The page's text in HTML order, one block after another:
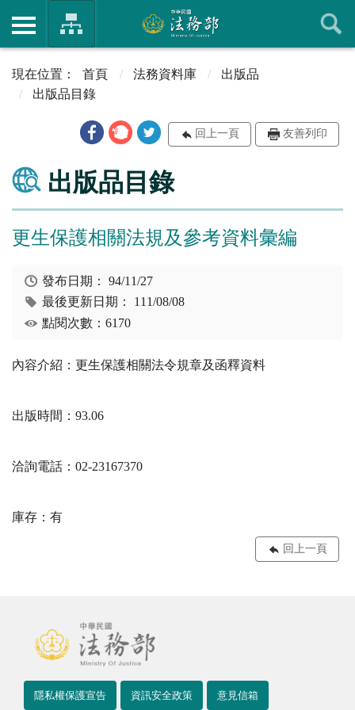
首頁 法務資料庫
出版品
出版品目錄
回上一頁 友善列印
出版品目錄
更生保護相關法規及參考資料彙編
發布日期：94/11/27
最後更新日期： 111/08/08
點閱次數：6170
內容介紹：更生保護相關法令規章及函釋資料
出版時間：93.06
洽詢電話：02-23167370
庫存：有
回上一頁
隱私權保護宣告 資訊安全政策 意見信箱